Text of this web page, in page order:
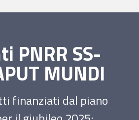
PNRR SS-
MUNDI
finanziati dal piano